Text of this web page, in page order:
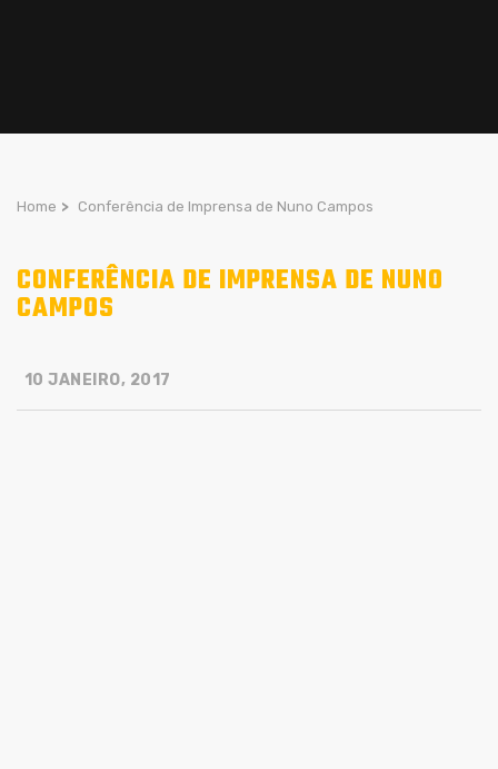
Home > Conferência de Imprensa de Nuno Campos
CONFERÊNCIA DE IMPRENSA DE NUNO
CAMPOS
10 JANEIRO, 2017